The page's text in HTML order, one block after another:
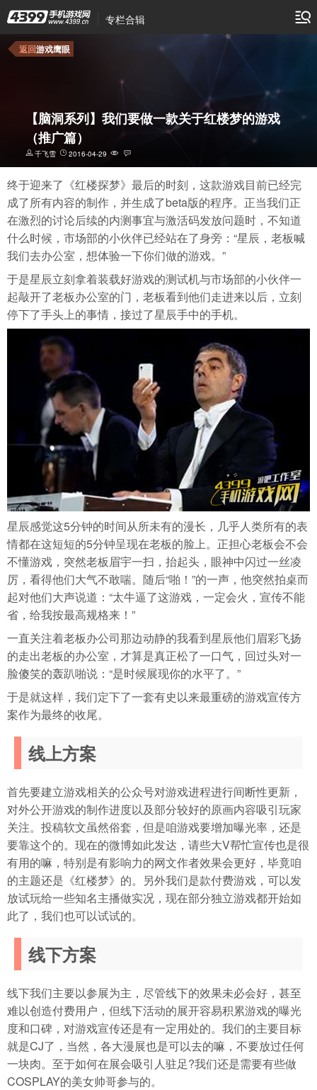
专栏合辑
返回游戏鹰眼
【脑洞系列】我们要做一款关于红楼梦的游戏
（推广篇）
千飞雪 2016-04-29
终于迎来了《红楼探梦》最后的时刻，这款游戏目前已经完
成了所有内容的制作，并生成了beta版的程序。正当我们正
在激烈的讨论后续的内测事宜与激活码发放问题时，不知道
什么时候，市场部的小伙伴已经站在了身旁：“星辰，老板喊
我们去办公室，想体验一下你们做的游戏。”
于是星辰立刻拿着装载好游戏的测试机与市场部的小伙伴一
起敲开了老板办公室的门，老板看到他们走进来以后，立刻
停下了手头上的事情，接过了星辰手中的手机。
星辰感觉这5分钟的时间从所未有的漫长，几乎人类所有的表
情都在这短短的5分钟呈现在老板的脸上。正担心老板会不会
不懂游戏，突然老板眉宇一扫，抬起头，眼神中闪过一丝凌
厉，看得他们大气不敢喘。随后“啪！”的一声，他突然拍桌而
起对他们大声说道：“太牛逼了这游戏，一定会火，宣传不能
省，给我按最高规格来！”
一直关注着老板办公司那边动静的我看到星辰他们眉彩飞扬
的走出老板的办公室，才算是真正松了一口气，回过头对一
脸傻笑的轰趴啪说：“是时候展现你的水平了。”
于是就这样，我们定下了一套有史以来最重磅的游戏宣传方
案作为最终的收尾。
线上方案
首先要建立游戏相关的公众号对游戏进程进行间断性更新，
对外公开游戏的制作进度以及部分较好的原画内容吸引玩家
关注。投稿软文虽然俗套，但是咱游戏要增加曝光率，还是
要靠这个的。现在的微博如此发达，请些大V帮忙宣传也是很
有用的嘛，特别是有影响力的网文作者效果会更好，毕竟咱
的主题还是《红楼梦》的。另外我们是款付费游戏，可以发
放试玩给一些知名主播做实况，现在部分独立游戏都开始如
此了，我们也可以试试的。
线下方案
线下我们主要以参展为主，尽管线下的效果未必会好，甚至
难以创造付费用户，但线下活动的展开容易积累游戏的曝光
度和口碑，对游戏宣传还是有一定用处的。我们的主要目标
就是CJ了，当然，各大漫展也是可以去的嘛，不要放过任何
一块肉。至于如何在展会吸引人驻足?我们还是需要有些做
COSPLAY的美女帅哥参与的。